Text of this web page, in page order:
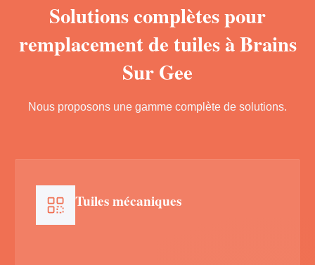
Solutions complètes pour
remplacement de tuiles à Brains
Sur Gee
Nous proposons une gamme complète de solutions.
Tuiles mécaniques